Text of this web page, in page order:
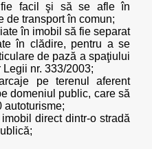
facil şi să se afle în
de transport în comun;
în imobil să fie separat
în clădire, pentru a se
de pază a spaţiului
nr. 333/2003;
pe terenul aferent
domeniul public, care să
autoturisme;
direct dintr-o stradă